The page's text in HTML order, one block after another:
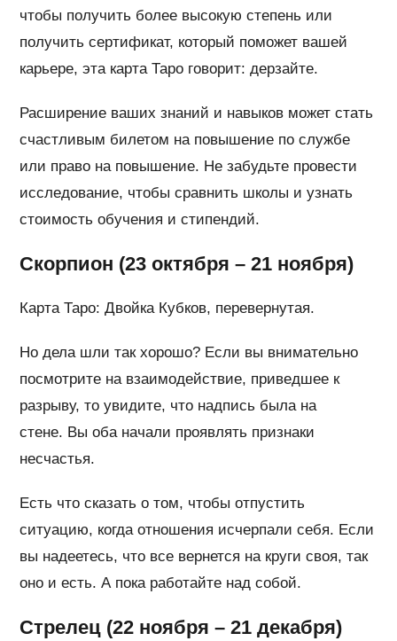
чтобы получить более высокую степень или
получить сертификат, который поможет вашей
карьере, эта карта Таро говорит: дерзайте.
Расширение ваших знаний и навыков может стать
счастливым билетом на повышение по службе
или право на повышение. Не забудьте провести
исследование, чтобы сравнить школы и узнать
стоимость обучения и стипендий.
Скорпион (23 октября – 21 ноября)
Карта Таро: Двойка Кубков, перевернутая.
Но дела шли так хорошо? Если вы внимательно
посмотрите на взаимодействие, приведшее к
разрыву, то увидите, что надпись была на
стене. Вы оба начали проявлять признаки
несчастья.
Есть что сказать о том, чтобы отпустить
ситуацию, когда отношения исчерпали себя. Если
вы надеетесь, что все вернется на круги своя, так
оно и есть. А пока работайте над собой.
Стрелец (22 ноября – 21 декабря)